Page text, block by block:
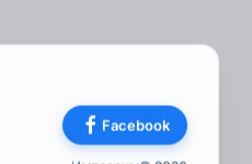
Facebook